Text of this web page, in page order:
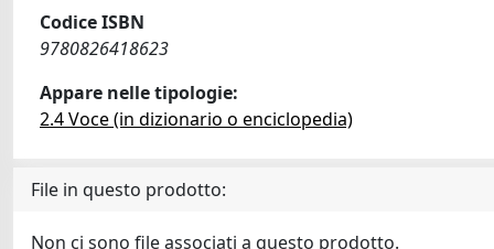
Codice ISBN
9780826418623
Appare nelle tipologie:
2.4 Voce (in dizionario o enciclopedia)
File in questo prodotto:
Non ci sono file associati a questo prodotto.